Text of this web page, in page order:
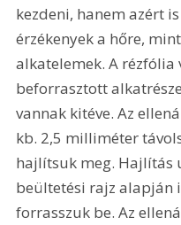
kezdeni, hanem azért
érzékenyek a hőre,
alkatelemek. A rézfólia
beforrasztott
vannak kitéve. Az
kb. 2,5 milliméter
hajlítsuk meg. Hajlítás
beültetési rajz alapján
forrasszuk be. Az